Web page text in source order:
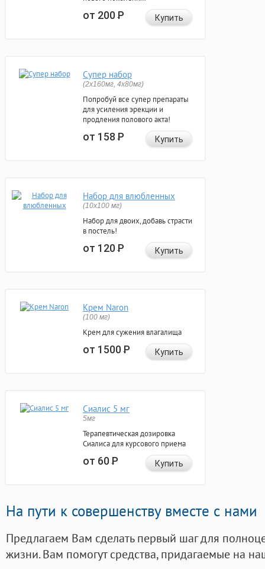
от 200Р Купить
Супер набор
(2х160мг, 4х80мг)
Попробуй все супер препараты
для усиления эрекции и
продления полового акта!
от 158Р Купить
Набор для влюбленных
(10х100 мг)
Набор для двоих, добавь страсти
в постель!
от 120Р Купить
Крем Naron
(100 мг)
Крем для сужения влагалища
от 1500Р Купить
Сиалис 5 мг
5мг
Терапевтическая дозировка
Сиалиса для курсового приема
от 60Р Купить
На пути к совершенству вместе с нами
Предлагаем Вам сделать первый шаг для
жизни. Вам помогут средства, придагаемые на